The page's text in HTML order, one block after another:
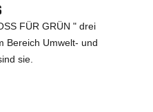
FÜR GRÜN " drei
Bereich Umwelt- und
sie.